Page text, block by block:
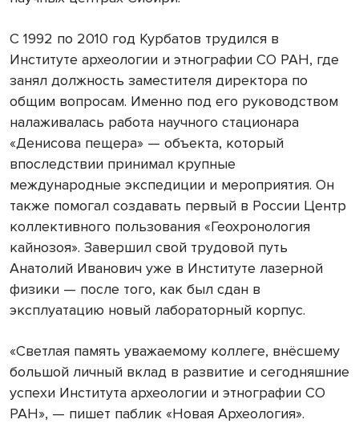
С 1992 по 2010 год Курбатов трудился в
Институте археологии и этнографии СО РАН, где
занял должность заместителя директора по
общим вопросам. Именно под его руководством
налаживалась работа научного стационара
«Денисова пещера» — объекта, который
впоследствии принимал крупные
международные экспедиции и мероприятия. Он
также помогал создавать первый в России Центр
коллективного пользования «Геохронология
кайнозоя». Завершил свой трудовой путь
Анатолий Иванович уже в Институте лазерной
физики — после того, как был сдан в
эксплуатацию новый лабораторный корпус.
«Светлая память уважаемому коллеге, внёсшему
большой личный вклад в развитие и сегодняшние
успехи Института археологии и этнографии СО
РАН», — пишет паблик «Новая Археология».